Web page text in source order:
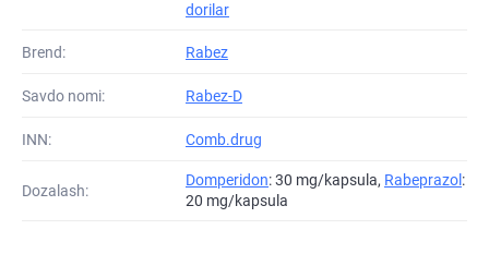
dorilar
Brend: Rabez
Savdo nomi: Rabez-D
INN: Comb.drug
Dozalash:
Domperidon: 30 mg/kapsula, Rabeprazol :
20 mg/kapsula